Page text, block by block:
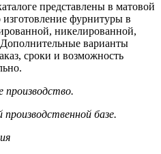
представлены в матовой
фурнитуры в
никелированной,
варианты
сроки и возможность
производство.
базе.